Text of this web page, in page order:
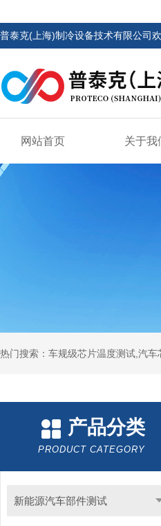
普泰克(上海)制冷设备技术有限公司欢
网站首页 关于我
热门搜索：车规级芯片温度测试,汽
产品分类
PRODUCT CATEGORY
新能源汽车部件测试